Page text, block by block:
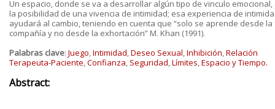
Un espacio, donde se va a desarrollar algún tipo de vinculo emocional,
la posibilidad de una vivencia de intimidad; esa experiencia de
ayudará al cambio, teniendo en cuenta que “solo se aprende desde la
compañía y no desde la exhortación” M. Khan (1991).
Palabras clave: Juego,Intimidad,Deseo Sexual,Inhibición,Relación
Terapeuta-Paciente,Confianza, Seguridad,Límites,Espacio y Tiempo.
Abstract: